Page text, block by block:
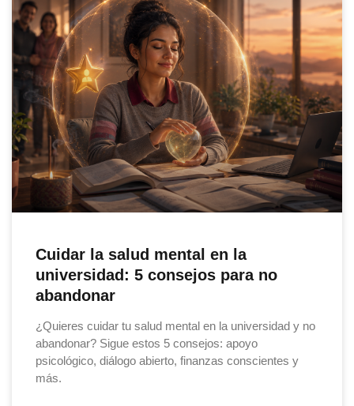
Cuidar la salud mental en la
universidad: 5 consejos para no
abandonar
¿Quieres cuidar tu salud mental en la universidad y no
abandonar? Sigue estos 5 consejos: apoyo
psicológico, diálogo abierto, finanzas conscientes y
más.